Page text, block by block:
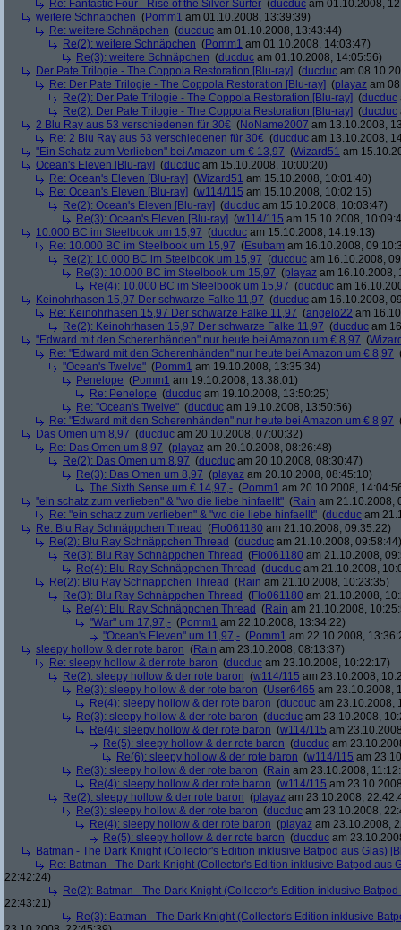
Re: Fantastic Four - Rise of the Silver Surfer (ducduc am 01.10.2008,
weitere Schnäpchen (Pomm1 am 01.10.2008, 13:39:39)
Re: weitere Schnäpchen (ducduc am 01.10.2008, 13:43:44)
Re(2): weitere Schnäpchen (Pomm1 am 01.10.2008, 14:03:47)
Re(3): weitere Schnäpchen (ducduc am 01.10.2008, 14:05:56)
Der Pate Trilogie - The Coppola Restoration [Blu-ray] (ducduc am
Re: Der Pate Trilogie - The Coppola Restoration [Blu-ray] (playaz am
Re(2): Der Pate Trilogie - The Coppola Restoration [Blu-ray] (ducduc
Re(2): Der Pate Trilogie - The Coppola Restoration [Blu-ray] (ducduc
2 Blu Ray aus 53 verschiedenen für 30€ (NoName2007 am 13.10.2008,
Re: 2 Blu Ray aus 53 verschiedenen für 30€ (ducduc am 13.10.2008,
"Ein Schatz zum Verlieben" bei Amazon um € 13,97 (Wizard51 am
Ocean's Eleven [Blu-ray] (ducduc am 15.10.2008, 10:00:20)
Re: Ocean's Eleven [Blu-ray] (Wizard51 am 15.10.2008, 10:01:40)
Re: Ocean's Eleven [Blu-ray] (w114/115 am 15.10.2008, 10:02:15)
Re(2): Ocean's Eleven [Blu-ray] (ducduc am 15.10.2008, 10:03:47)
Re(3): Ocean's Eleven [Blu-ray] (w114/115 am 15.10.2008,
10.000 BC im Steelbook um 15,97 (ducduc am 15.10.2008, 14:19:13)
Re: 10.000 BC im Steelbook um 15,97 (Esubam am 16.10.2008,
Re(2): 10.000 BC im Steelbook um 15,97 (ducduc am 16.10.2008,
Re(3): 10.000 BC im Steelbook um 15,97 (playaz am 16.10.2008,
Re(4): 10.000 BC im Steelbook um 15,97 (ducduc am
Keinohrhasen 15,97 Der schwarze Falke 11,97 (ducduc am 16.10.2008,
Re: Keinohrhasen 15,97 Der schwarze Falke 11,97 (angelo22 am
Re(2): Keinohrhasen 15,97 Der schwarze Falke 11,97 (ducduc am
"Edward mit den Scherenhänden" nur heute bei Amazon um € 8,97 (
Re: "Edward mit den Scherenhänden" nur heute bei Amazon um € 8,97
"Ocean's Twelve" (Pomm1 am 19.10.2008, 13:35:34)
Penelope (Pomm1 am 19.10.2008, 13:38:01)
Re: Penelope (ducduc am 19.10.2008, 13:50:25)
Re: "Ocean's Twelve" (ducduc am 19.10.2008, 13:50:56)
Re: "Edward mit den Scherenhänden" nur heute bei Amazon um € 8,97
Das Omen um 8,97 (ducduc am 20.10.2008, 07:00:32)
Re: Das Omen um 8,97 (playaz am 20.10.2008, 08:26:48)
Re(2): Das Omen um 8,97 (ducduc am 20.10.2008, 08:30:47)
Re(3): Das Omen um 8,97 (playaz am 20.10.2008, 08:45:10)
The Sixth Sense um € 14,97,- (Pomm1 am 20.10.2008,
"ein schatz zum verlieben" & "wo die liebe hinfaellt" (Rain am 21.10.2008,
Re: "ein schatz zum verlieben" & "wo die liebe hinfaellt" (ducduc am
Re: Blu Ray Schnäppchen Thread (Flo061180 am 21.10.2008, 09:35:22)
Re(2): Blu Ray Schnäppchen Thread (ducduc am 21.10.2008, 09:58:44)
Re(3): Blu Ray Schnäppchen Thread (Flo061180 am 21.10.2008,
Re(4): Blu Ray Schnäppchen Thread (ducduc am 21.10.2008,
Re(2): Blu Ray Schnäppchen Thread (Rain am 21.10.2008, 10:23:35)
Re(3): Blu Ray Schnäppchen Thread (Flo061180 am 21.10.2008,
Re(4): Blu Ray Schnäppchen Thread (Rain am 21.10.2008,
"War" um 17,97,- (Pomm1 am 22.10.2008, 13:34:22)
"Ocean's Eleven" um 11,97,- (Pomm1 am 22.10.2008,
sleepy hollow & der rote baron (Rain am 23.10.2008, 08:13:37)
Re: sleepy hollow & der rote baron (ducduc am 23.10.2008, 10:22:17)
Re(2): sleepy hollow & der rote baron (w114/115 am 23.10.2008,
Re(3): sleepy hollow & der rote baron (User6465 am 23.10.2008,
Re(4): sleepy hollow & der rote baron (ducduc am 23.10.2008,
Re(3): sleepy hollow & der rote baron (ducduc am 23.10.2008,
Re(4): sleepy hollow & der rote baron (w114/115 am
Re(5): sleepy hollow & der rote baron (ducduc am
Re(6): sleepy hollow & der rote baron (w114/115 am
Re(3): sleepy hollow & der rote baron (Rain am 23.10.2008,
Re(4): sleepy hollow & der rote baron (w114/115 am
Re(2): sleepy hollow & der rote baron (playaz am 23.10.2008,
Re(3): sleepy hollow & der rote baron (ducduc am 23.10.2008,
Re(4): sleepy hollow & der rote baron (playaz am 23.10.2008,
Re(5): sleepy hollow & der rote baron (ducduc am
Batman - The Dark Knight (Collector's Edition inklusive Batpod aus Glas)
Re: Batman - The Dark Knight (Collector's Edition inklusive Batpod aus
22:42:24)
Re(2): Batman - The Dark Knight (Collector's Edition inklusive
22:43:21)
Re(3): Batman - The Dark Knight (Collector's Edition inklusive